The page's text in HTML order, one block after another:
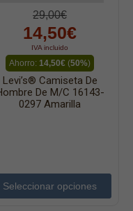
29,00€
14,50€
IVA incluido
Ahorro: 14,50€ (50%)
Levi’s® Camiseta De
De M/c 16143-
0297 Amarilla
Seleccionar opciones